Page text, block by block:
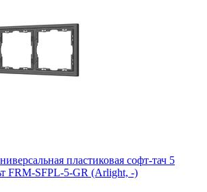
пластиковая софт-тач 5
FRM-SFPL-5-GR (Arlight, -)